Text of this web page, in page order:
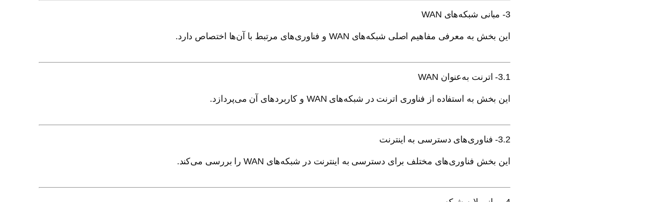
3- مبانی شبکه‌های WAN
این بخش به معرفی مفاهیم اصلی شبکه‌های WAN و فناوری‌های مرتبط با آن‌ها اختصاص دارد.
3.1- اترنت به‌عنوان WAN
این بخش به استفاده از فناوری اترنت در شبکه‌های WAN و کاربردهای آن می‌پردازد.
3.2- فناوری‌های دسترسی به اینترنت
این بخش فناوری‌های مختلف برای دسترسی به اینترنت در شبکه‌های WAN را بررسی می‌کند.